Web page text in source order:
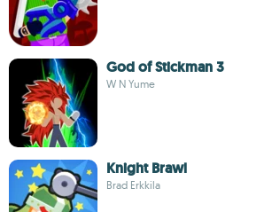
God of Stickman 3
W N Yume
Knight Brawl
Brad Erkkila